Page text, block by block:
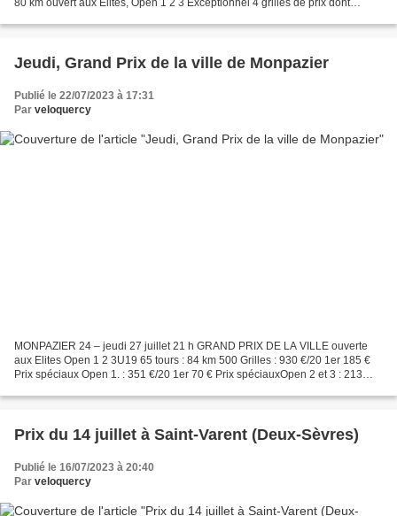
Jeudi, Grand Prix de la ville de Monpazier
Publié le 22/07/2023 à 17:31
Par veloquercy
MONPAZIER 24 – jeudi 27 juillet 21 h GRAND PRIX DE LA VILLE ouverte
aux Elites Open 1 2 3U19 65 tours : 84 km 500 Grilles : 930 €/20 1er 185 €
Prix spéciaux Open 1. : 351 €/20 1er 70 € Prix spéciauxOpen 2 et 3 : 213
Prix du 14 juillet à Saint-Varent (Deux-Sèvres)
Publié le 16/07/2023 à 20:40
Par veloquercy